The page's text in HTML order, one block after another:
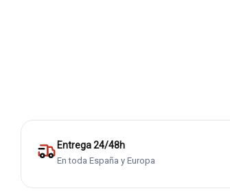
Entrega 24/48h
En toda España y Europa